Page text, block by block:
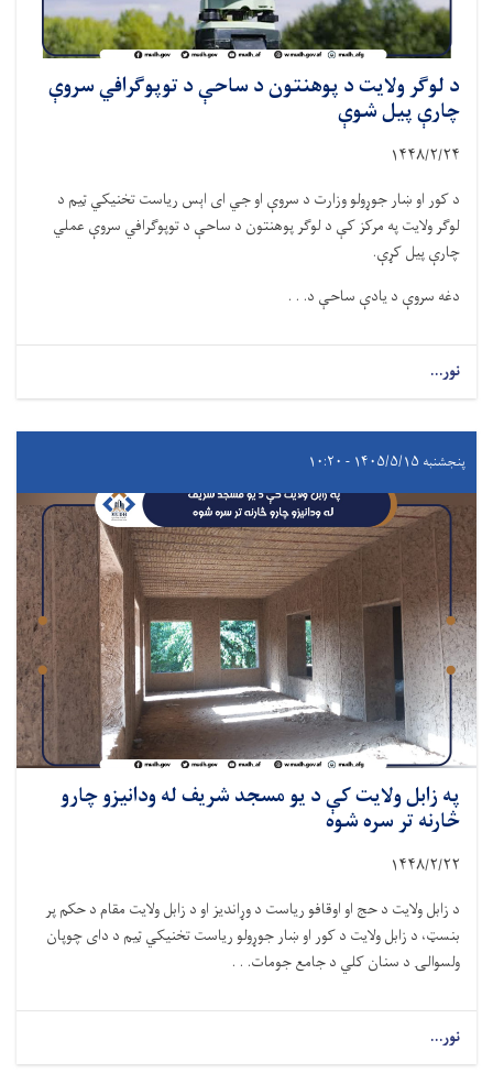
د لوګر ولایت د پوهنتون د ساحې د توپوګرافي سروې
چارې پیل شوې
۱۴۴۸/۲/۲۴
د کور او ښار جوړولو وزارت د سروې او جي ‌ای‌ اېس ریاست تخنیکي ټیم د
لوګر ولایت په مرکز کې د لوګر پوهنتون د ساحې د توپوګرافي سروې عملي
چارې پیل کړې.
دغه سروې د یادې ساحې د. . .
نور...
پنجشنبه ۱۴۰۵/۵/۱۵ - ۱۰:۲۰
په زابل ولایت کې د یو مسجد شریف له ودانیزو چارو
څارنه تر سره شوه
۱۴۴۸/۲/۲۲
د زابل ولایت د حج او اوقافو ریاست د وړاندیز او د زابل ولایت مقام د حکم پر
بنسټ، د زابل ولایت د کور او ښار جوړولو ریاست تخنیکي ټیم د دای چوپان
ولسوالۍ د سنان کلي د جامع جومات. . .
نور...